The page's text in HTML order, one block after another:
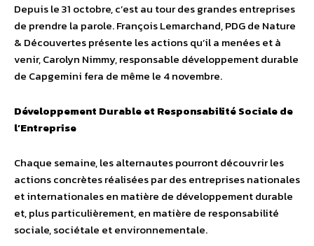
Depuis le 31 octobre, c’est au tour des grandes entreprises
de prendre la parole. François Lemarchand, PDG de Nature
& Découvertes présente les actions qu’il a menées et à
venir, Carolyn Nimmy, responsable développement durable
de Capgemini fera de même le 4 novembre.
Développement Durable et Responsabilité Sociale de
l’Entreprise
Chaque semaine, les alternautes pourront découvrir les
actions concrètes réalisées par des entreprises nationales
et internationales en matière de développement durable
et, plus particulièrement, en matière de responsabilité
sociale, sociétale et environnementale.